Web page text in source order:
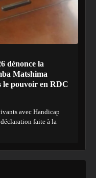
dénonce la
Matshima
le pouvoir en RDC
avec Handicap
faite à la